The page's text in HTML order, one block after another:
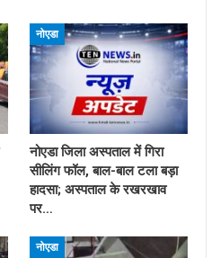
नोएडा
नोएडा जिला अस्पताल में गिरा
सीलिंग फॉल, बाल-बाल टला बड़ा
हादसा; अस्पताल के रखरखाव
पर…
नोएडा